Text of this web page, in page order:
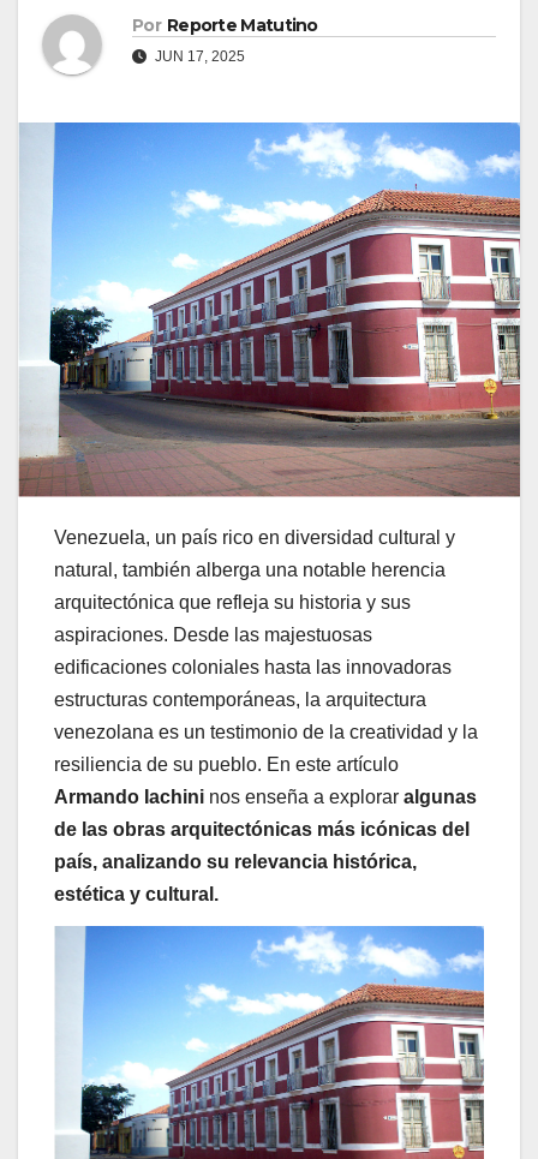
Por Reporte Matutino
JUN 17, 2025
Venezuela, un país rico en diversidad cultural y
natural, también alberga una notable herencia
arquitectónica que refleja su historia y sus
aspiraciones. Desde las majestuosas
edificaciones coloniales hasta las innovadoras
estructuras contemporáneas, la arquitectura
venezolana es un testimonio de la creatividad y la
resiliencia de su pueblo. En este artículo
Armando Iachini nos enseña a explorar algunas
de las obras arquitectónicas más icónicas del
país, analizando su relevancia histórica,
estética y cultural.